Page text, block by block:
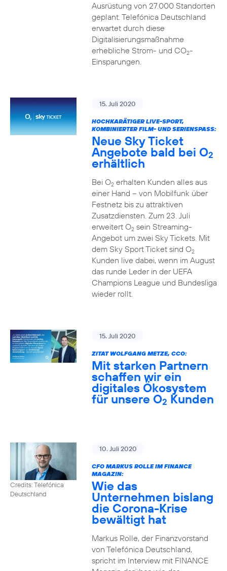
Ausrüstung von 27.000 Standorten
geplant. Telefónica Deutschland
erwartet durch diese
Digitalisierungsmaßnahme
erhebliche Strom- und CO2-
Einsparungen.
15. Juli 2020
HOCHKARÄTIGER LIVE-SPORT,
KOMBINIERTER FILM- UND SERIENSPASS:
Neue Sky Ticket
Angebote bald bei O2
erhältlich
Bei O2erhalten Kunden alles aus
einer Hand – von Mobilfunk über
Festnetz bis zu attraktiven
Zusatzdiensten. Zum 23. Juli
erweitert O2sein Streaming-
Angebot um zwei Sky Tickets. Mit
dem Sky Sport Ticket sind O2
Kunden live dabei, wenn im August
das runde Leder in der UEFA
Champions League und Bundesliga
wieder rollt.
15. Juli 2020
ZITAT WOLFGANG METZE, CCO:
Mit starken Partnern
schaffen wir ein
digitales Ökosystem
für unsere O2 Kunden
Credits: Telefónica
Deutschland
10. Juli 2020
CFO MARKUS ROLLE IM FINANCE
MAGAZIN:
Wie das
Unternehmen bislang
die Corona-Krise
bewältigt hat
Markus Rolle, der Finanzvorstand
von Telefónica Deutschland,
spricht im Interview mit FINANCE